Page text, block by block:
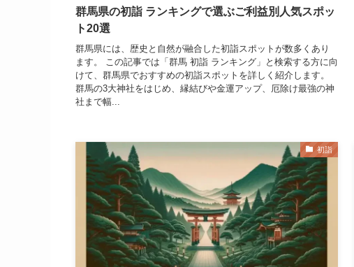
群馬県の初詣 ランキングで選ぶご利益別人気スポッ
ト20選
群馬県には、歴史と自然が融合した初詣スポットが数多くあり
ます。 この記事では「群馬 初詣 ランキング」と検索する方に向
けて、群馬県でおすすめの初詣スポットを詳しく紹介します。
群馬の3大神社をはじめ、縁結びや金運アップ、厄除け最強の神
社まで幅...
初詣